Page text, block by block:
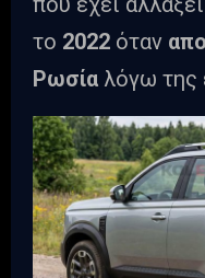
το 2022 όταν
Ρωσία λόγω της